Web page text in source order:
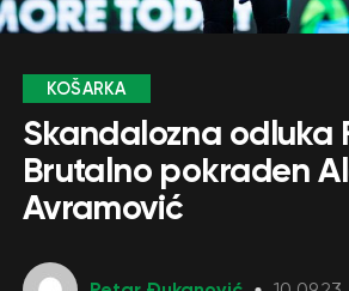
KOŠARKA
Skandalozna odluka
Brutalno pokraden
Avramović